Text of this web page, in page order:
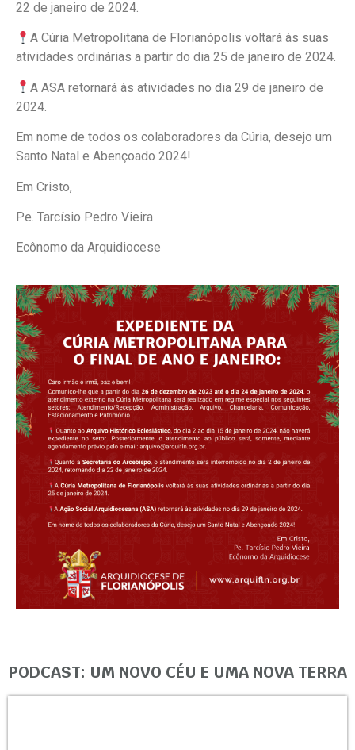
22 de janeiro de 2024.
A Cúria Metropolitana de Florianópolis voltará às suas
atividades ordinárias a partir do dia 25 de janeiro de 2024.
A ASA retornará às atividades no dia 29 de janeiro de
2024.
Em nome de todos os colaboradores da Cúria, desejo um
Santo Natal e Abençoado 2024!
Em Cristo,
Pe. Tarcísio Pedro Vieira
Ecônomo da Arquidiocese
PODCAST: UM NOVO CÉU E UMA NOVA TERRA